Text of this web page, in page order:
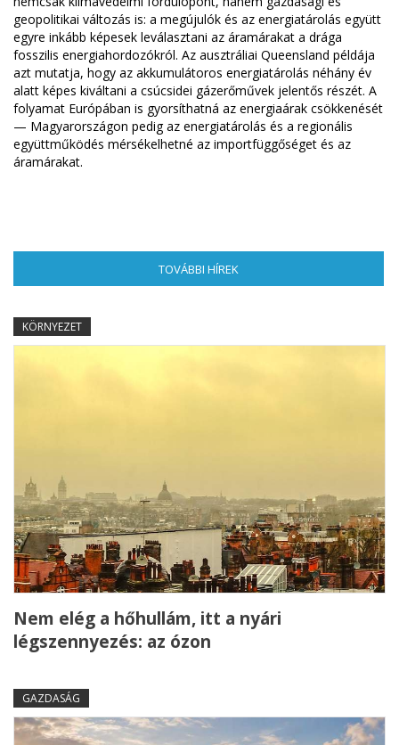
geopolitikai változás is: a megújulók és az energiatárolás együtt
egyre inkább képesek leválasztani az áramárakat a drága
fosszilis energiahordozókról. Az ausztráliai Queensland példája
azt mutatja, hogy az akkumulátoros energiatárolás néhány év
alatt képes kiváltani a csúcsidei gázerőművek jelentős részét. A
folyamat Európában is gyorsíthatná az energiaárak csökkenését
— Magyarországon pedig az energiatárolás és a regionális
együttműködés mérsékelhetné az importfüggőséget és az
áramárakat.
TOVÁBBI HÍREK
KÖRNYEZET
Nem elég a hőhullám, itt a nyári
légszennyezés: az ózon
GAZDASÁG